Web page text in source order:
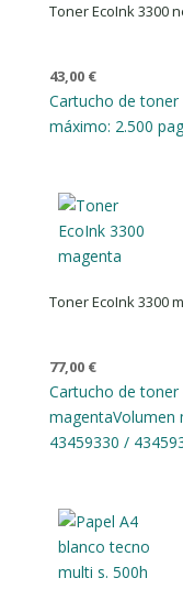
Toner EcoInk 3300
43,00 €
Cartucho de
máximo: 2.500
Toner EcoInk 3300
77,00 €
Cartucho de
magentaVolumen
43459330 /